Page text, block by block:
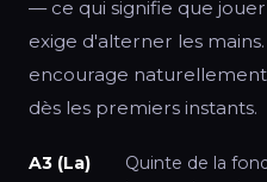
— ce qui signifie que
exige d'alterner les
encourage
dès les premiers instants.
A3 (La)
Quinte de la